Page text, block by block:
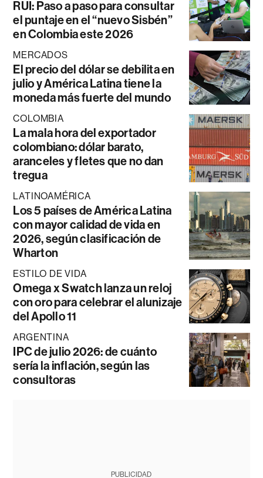
RUI: Paso a paso para consultar
el puntaje en el “nuevo Sisbén”
en Colombia este 2026
MERCADOS
El precio del dólar se debilita en
julio y América Latina tiene la
moneda más fuerte del mundo
COLOMBIA
La mala hora del exportador
colombiano: dólar barato,
aranceles y fletes que no dan
tregua
LATINOAMÉRICA
Los 5 países de América Latina
con mayor calidad de vida en
2026, según clasificación de
Wharton
ESTILO DE VIDA
Omega x Swatch lanza un reloj
con oro para celebrar el alunizaje
del Apollo 11
ARGENTINA
IPC de julio 2026: de cuánto
sería la inflación, según las
consultoras
PUBLICIDAD